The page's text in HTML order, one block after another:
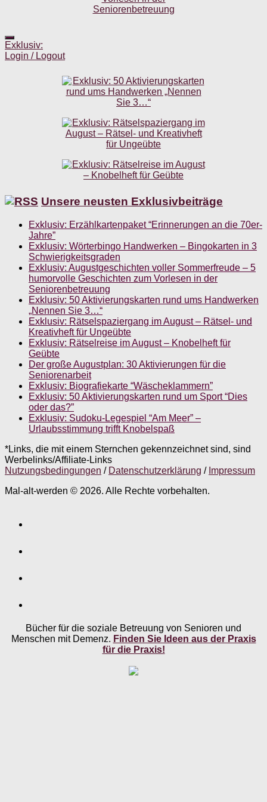
Exklusiv:
Login / Logout
Unsere neusten Exklusivbeiträge
Exklusiv: Erzählkartenpaket “Erinnerungen an die 70er-
Jahre”
Exklusiv: Wörterbingo Handwerken – Bingokarten in 3
Schwierigkeitsgraden
Exklusiv: Augustgeschichten voller Sommerfreude – 5
humorvolle Geschichten zum Vorlesen in der
Seniorenbetreuung
Exklusiv: 50 Aktivierungskarten rund ums Handwerken
„Nennen Sie 3…“
Exklusiv: Rätselspaziergang im August – Rätsel- und
Kreativheft für Ungeübte
Exklusiv: Rätselreise im August – Knobelheft für
Geübte
Der große Augustplan: 30 Aktivierungen für die
Seniorenarbeit
Exklusiv: Biografiekarte “Wäscheklammern”
Exklusiv: 50 Aktivierungskarten rund um Sport “Dies
oder das?”
Exklusiv: Sudoku-Legespiel “Am Meer” –
Urlaubsstimmung trifft Knobelspaß
*Links, die mit einem Sternchen gekennzeichnet sind, sind
Werbelinks/Affiliate-Links
Nutzungsbedingungen / Datenschutzerklärung / Impressum
Mal-alt-werden © 2026. Alle Rechte vorbehalten.
Bücher für die soziale Betreuung von Senioren und
Menschen mit Demenz. Finden Sie Ideen aus der Praxis
für die Praxis!